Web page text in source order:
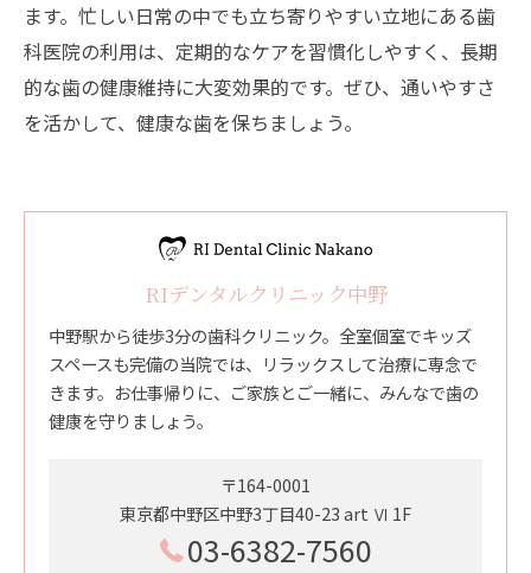
ます。忙しい日常の中でも立ち寄りやすい立地にある歯
科医院の利用は、定期的なケアを習慣化しやすく、長期
的な歯の健康維持に大変効果的です。ぜひ、通いやすさ
を活かして、健康な歯を保ちましょう。
RIデンタルクリニック中野
中野駅から徒歩3分の歯科クリニック。全室個室でキッズ
スペースも完備の当院では、リラックスして治療に専念で
きます。お仕事帰りに、ご家族とご一緒に、みんなで歯の
健康を守りましょう。
〒164-0001
東京都中野区中野3丁目40-23 art Ⅵ 1F
03-6382-7560